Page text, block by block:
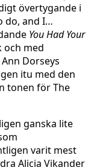
övertygande i
do, and I…
You Had Your
och med
Dorseys
itu med den
tonen för The
ganska lite
varit mest
Alicia Vikander